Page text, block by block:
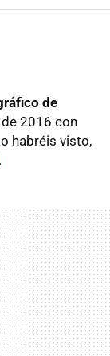
de
2016 con
habréis visto,
.